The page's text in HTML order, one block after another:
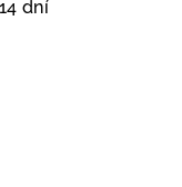
dní